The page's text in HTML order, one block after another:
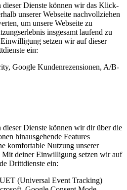
dieser Dienste können wir das Klick-
unserer Webseite nachvollziehen
um unsere Webseite zu
insgesamt laufend zu
setzen wir auf dieser
ein:
Google Kundenrezensionen, A/B-
dieser Dienste können wir dir über die
hinausgehende Features
komfortable Nutzung unserer
Mit deiner Einwilligung setzen wir auf
Drittdienste ein:
(Universal Event Tracking)